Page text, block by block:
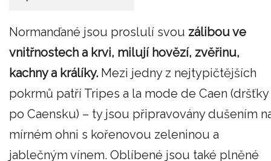
Normanďané jsou proslulí svou zálibou ve
vnitřnostech a krvi, milují hovězí, zvěřinu,
kachny a králíky. Mezi jedny z nejtypičtějších
pokrmů patří Tripes a la mode de Caen (dršťky
po Caensku) – ty jsou připravovány dušením
mírném ohni s kořenovou zeleninou a
jablečným vínem. Oblíbené jsou také plněné